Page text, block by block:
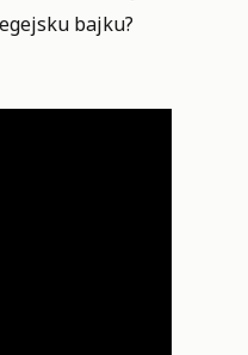
bajku?